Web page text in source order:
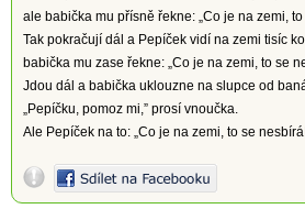
ale babička mu přísně řekne: „Co je na zemi, to
Tak pokračují dál a Pepíček vidí na zemi tisíc
babička mu zase řekne: „Co je na zemi, to se
Jdou dál a babička uklouzne na slupce od
„Pepíčku, pomoz mi,” prosí vnoučka.
Ale Pepíček na to: „Co je na zemi, to se